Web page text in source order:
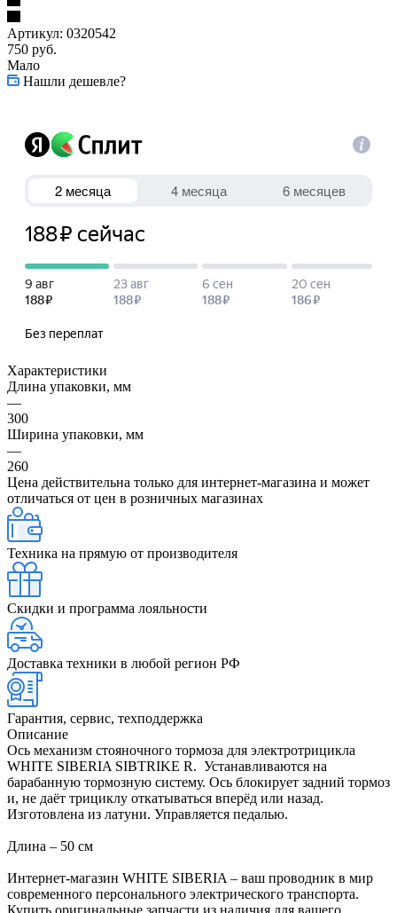
Артикул: 0320542
750 руб.
Мало
Нашли дешевле?
Характеристики
Длина упаковки, мм
—
300
Ширина упаковки, мм
—
260
Цена действительна только для интернет-магазина и может
отличаться от цен в розничных магазинах
Техника на прямую от производителя
Скидки и программа лояльности
Доставка техники в любой регион РФ
Гарантия, сервис, техподдержка
Описание
Ось механизм стояночного тормоза для электротрицикла
WHITE SIBERIA SIBTRIKE R. Устанавливаются на
барабанную тормозную систему. Ось блокирует задний тормоз
и, не даёт трициклу откатываться вперёд или назад.
Изготовлена из латуни. Управляется педалью.
Длина – 50 см
Интернет-магазин WHITE SIBERIA – ваш проводник в мир
современного персонального электрического транспорта.
Купить оригинальные запчасти из наличия для вашего